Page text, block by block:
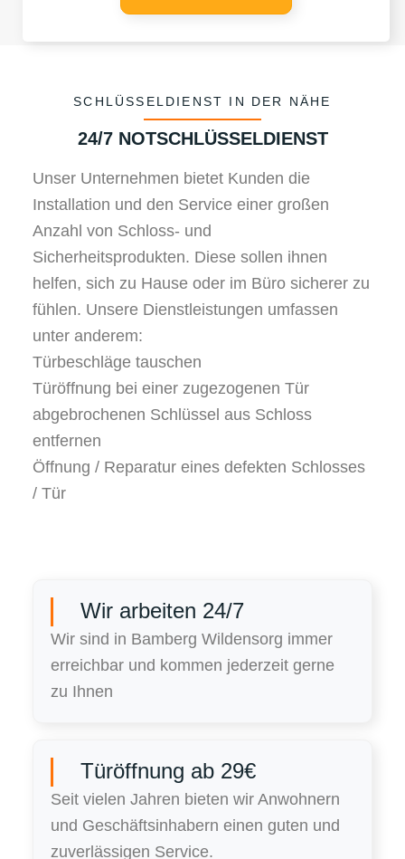
SCHLÜSSELDIENST IN DER NÄHE
24/7 NOTSCHLÜSSELDIENST
Unser Unternehmen bietet Kunden die
Installation und den Service einer großen
Anzahl von Schloss- und
Sicherheitsprodukten. Diese sollen ihnen
helfen, sich zu Hause oder im Büro sicherer zu
fühlen. Unsere Dienstleistungen umfassen
unter anderem:
Türbeschläge tauschen
Türöffnung bei einer zugezogenen Tür
abgebrochenen Schlüssel aus Schloss
entfernen
Öffnung / Reparatur eines defekten Schlosses
/ Tür
Wir arbeiten 24/7
Wir sind in Bamberg Wildensorg immer
erreichbar und kommen jederzeit gerne
zu Ihnen
Türöffnung ab 29€
Seit vielen Jahren bieten wir Anwohnern
und Geschäftsinhabern einen guten und
zuverlässigen Service.